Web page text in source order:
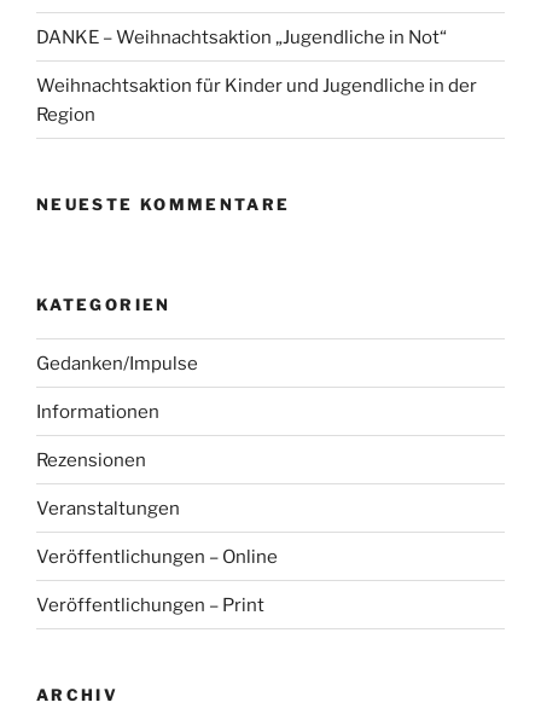
DANKE – Weihnachtsaktion „Jugendliche in Not“
Weihnachtsaktion für Kinder und Jugendliche in der
Region
NEUESTE KOMMENTARE
KATEGORIEN
Gedanken/Impulse
Informationen
Rezensionen
Veranstaltungen
Veröffentlichungen – Online
Veröffentlichungen – Print
ARCHIV